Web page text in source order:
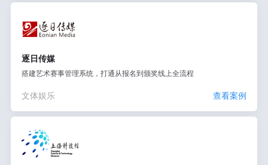
逐日传媒
搭建艺术赛事管理系统，打通从报名到颁奖线上全流程
文体娱乐 查看案例